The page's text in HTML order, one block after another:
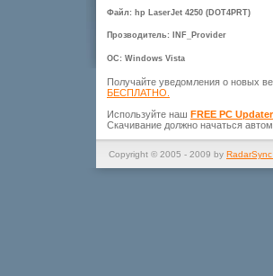
Файл: hp LaserJet 4250 (DOT4PRT)
Прозводитель: INF_Provider
ОС: Windows Vista
Получайте уведомления о новых
БЕСПЛАТНО.
Используйте наш FREE PC Updater
Скачивание должно начаться
Copyright © 2005 - 2009 by RadarSync